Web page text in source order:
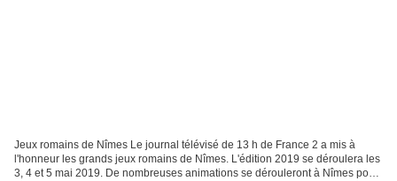
Jeux romains de Nîmes Le journal télévisé de 13 h de France 2 a mis à
l'honneur les grands jeux romains de Nîmes. L'édition 2019 se déroulera les
3, 4 et 5 mai 2019. De nombreuses animations se dérouleront à Nîmes pour